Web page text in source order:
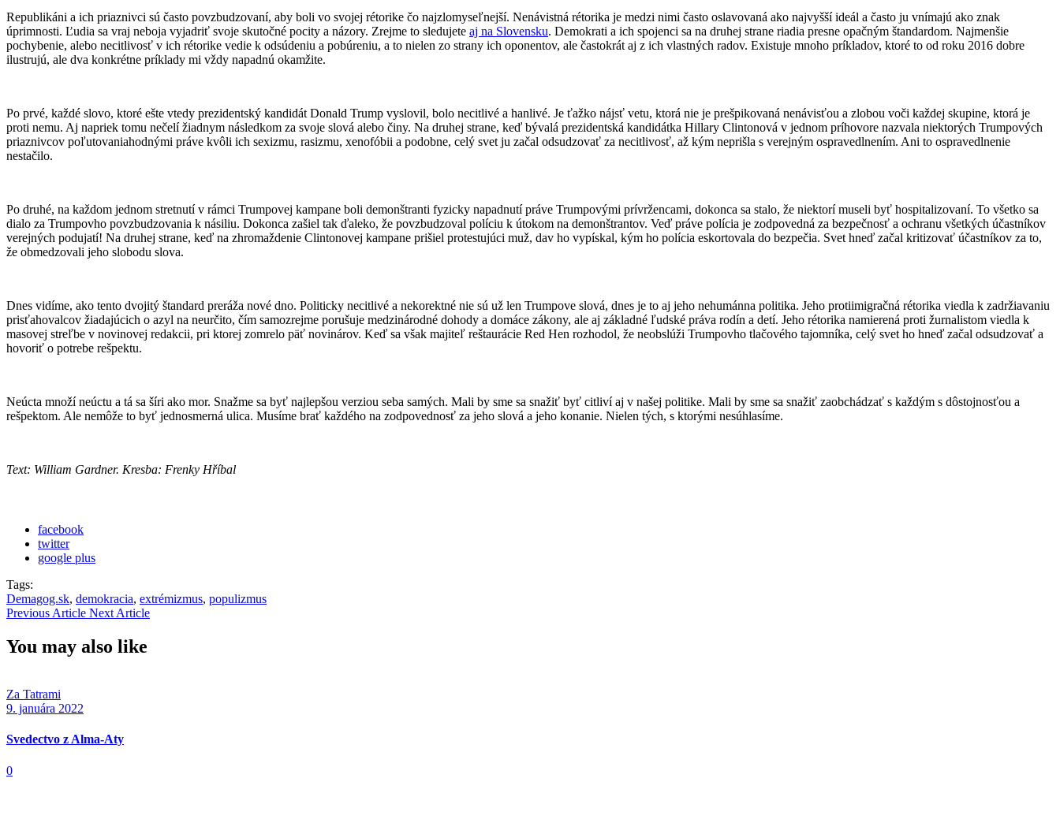
Republikáni a ich priaznivci sú často povzbudzovaní, aby boli vo svojej rétorike čo najzlomyseľnejší. Nenávistná rétorika je medzi nimi často oslavovaná ako najvyšší ideál a často ju vnímajú ako znak
úprimnosti. Ľudia sa vraj neboja vyjadriť svoje skutočné pocity a názory. Zrejme to sledujete aj na Slovensku. Demokrati a ich spojenci sa na druhej strane riadia presne opačným štandardom. Najmenšie
pochybenie, alebo necitlivosť v ich rétorike vedie k odsúdeniu a pobúreniu, a to nielen zo strany ich oponentov, ale častokrát aj z ich vlastných radov. Existuje mnoho príkladov, ktoré to od roku 2016 dobre
ilustrujú, ale dva konkrétne príklady mi vždy napadnú okamžite.
Po prvé, každé slovo, ktoré ešte vtedy prezidentský kandidát Donald Trump vyslovil, bolo necitlivé a hanlivé. Je ťažko nájsť vetu, ktorá nie je prešpikovaná nenávisťou a zlobou voči každej skupine, ktorá je
proti nemu. Aj napriek tomu nečelí žiadnym následkom za svoje slová alebo činy. Na druhej strane, keď bývalá prezidentská kandidátka Hillary Clintonová v jednom príhovore nazvala niektorých Trumpových
priaznivcov poľutovaniahodnými práve kvôli ich sexizmu, rasizmu, xenofóbii a podobne, celý svet ju začal odsudzovať za necitlivosť, až kým neprišla s verejným ospravedlnením. Ani to ospravedlnenie
nestačilo.
Po druhé, na každom jednom stretnutí v rámci Trumpovej kampane boli demonštranti fyzicky napadnutí práve Trumpovými prívržencami, dokonca sa stalo, že niektorí museli byť hospitalizovaní. To všetko sa
dialo za Trumpovho povzbudzovania k násiliu. Dokonca zašiel tak ďaleko, že povzbudzoval políciu k útokom na demonštrantov. Veď práve polícia je zodpovedná za bezpečnosť a ochranu všetkých účastníkov
verejných podujatí! Na druhej strane, keď na zhromaždenie Clintonovej kampane prišiel protestujúci muž, dav ho vypískal, kým ho polícia eskortovala do bezpečia. Svet hneď začal kritizovať účastníkov za to,
že obmedzovali jeho slobodu slova.
Dnes vidíme, ako tento dvojitý štandard preráža nové dno. Politicky necitlivé a nekorektné nie sú už len Trumpove slová, dnes je to aj jeho nehumánna politika. Jeho protiimigračná rétorika viedla k zadržiavaniu
prisťahovalcov žiadajúcich o azyl na neurčito, čím samozrejme porušuje medzinárodné dohody a domáce zákony, ale aj základné ľudské práva rodín a detí. Jeho rétorika namierená proti žurnalistom viedla k
masovej streľbe v novinovej redakcii, pri ktorej zomrelo päť novinárov. Keď sa však majiteľ reštaurácie Red Hen rozhodol, že neobslúži Trumpovho tlačového tajomníka, celý svet ho hneď začal odsudzovať a
hovoriť o potrebe rešpektu.
Neúcta množí neúctu a tá sa šíri ako mor. Snažme sa byť najlepšou verziou seba samých. Mali by sme sa snažiť byť citliví aj v našej politike. Mali by sme sa snažiť zaobchádzať s každým s dôstojnosťou a
rešpektom. Ale nemôže to byť jednosmerná ulica. Musíme brať každého na zodpovednosť za jeho slová a jeho konanie. Nielen tých, s ktorými nesúhlasíme.
Text: William Gardner. Kresba: Frenky Hříbal
facebook
twitter
google plus
Tags:
Demagog.sk, demokracia, extrémizmus, populizmus
Previous Article Next Article
You may also like
Za Tatrami
9. januára 2022
Svedectvo z Alma-Aty
0